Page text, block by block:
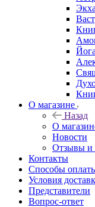
О магазине
Назад
О
Новости
Отзывы и
Контакты
Способы
Условия
Представители
Вопрос-ответ